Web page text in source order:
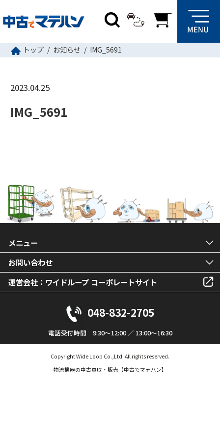
トップ お知らせ IMG_5691
2023.04.25
IMG_5691
メニュー
お問い合わせ
運営会社：ワイドループ コーポレートサイト
048-832-2705
電話受付時間 9:30～12:00 ／ 13:00～16:30
Copyright Wide Loop Co.,Ltd. All rights reserved.
物流機器の中古買取・販売【中古でマテハン】